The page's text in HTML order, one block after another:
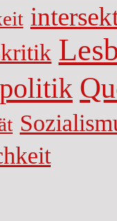
politik